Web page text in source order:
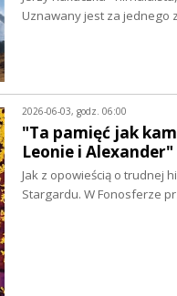
Uznawany jest za
2026-06-03, godz. 06:00
"Ta pamięć jak
Leonie i
Jak z opowieścią o trudnej
Stargardu. W Fonosferze